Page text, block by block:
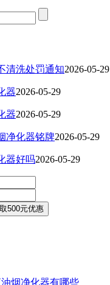
清洗处罚通知2026-05-29
器2026-05-29
器2026-05-29
净化器铭牌2026-05-29
器好吗2026-05-29